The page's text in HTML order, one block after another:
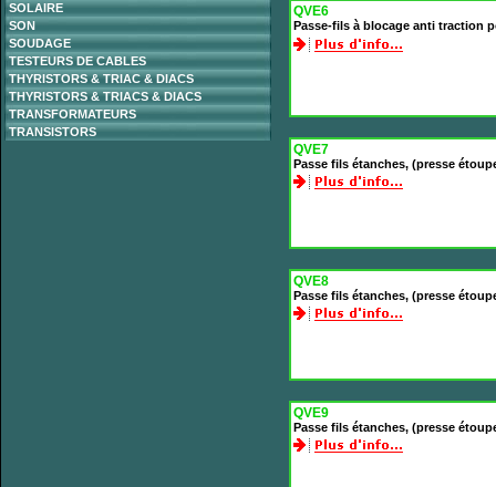
SOLAIRE
SON
SOUDAGE
TESTEURS DE CABLES
THYRISTORS & TRIAC & DIACS
THYRISTORS & TRIACS & DIACS
TRANSFORMATEURS
TRANSISTORS
QVE6
Passe-fils à blocage anti traction
QVE7
Passe fils étanches, (presse
QVE8
Passe fils étanches, (presse
QVE9
Passe fils étanches, (presse